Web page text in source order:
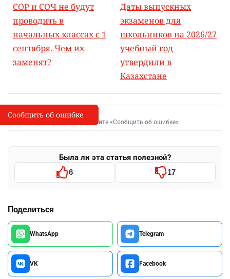
СОР и СОЧ не будут
проводить в
начальных классах с 1
сентября. Чем их
заменят?
Даты выпускных
экзаменов для
школьников на 2026/27
учебный год
утвердили в
Казахстане
I
Сообщить об опечатке
Выделите фрагмент и нажмите «Сообщить об ошибке»
Была ли эта статья полезной?
6 17
Поделиться
WhatsApp Telegram
VK Facebook
Сообщить об ошибке